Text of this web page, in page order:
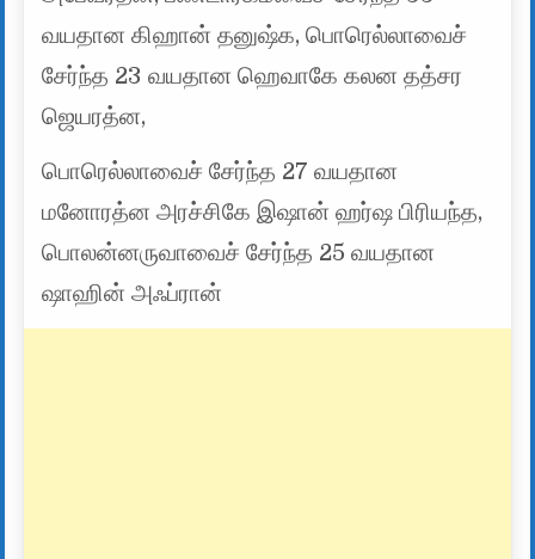
வயதான கிஹான் தனுஷ்க, பொரெல்லாவைச்
சேர்ந்த 23 வயதான ஹெவாகே கலன தத்சர
ஜெயரத்ன,
பொரெல்லாவைச் சேர்ந்த 27 வயதான
மனோரத்ன அரச்சிகே இஷான் ஹர்ஷ பிரியந்த,
பொலன்னருவாவைச் சேர்ந்த 25 வயதான
ஷாஹின் அஃப்ரான்